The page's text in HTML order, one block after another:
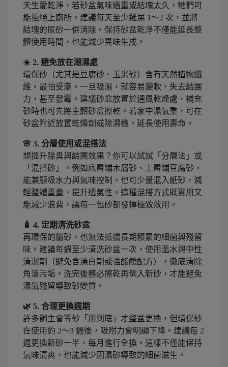
天生愛乾淨，若砂盆氣味過重或結塊太久，牠們可
能拒絕上廁所。建議每天至少鏟屎 1～2 次，並將
結塊的尿砂一併清除。保持砂盆乾淨不僅能延長整
體使用時間，也能減少異味生成。
☀️ 2. 避免放在潮濕處
環保砂（尤其是豆腐砂、玉米砂）含有天然植物纖
維，最怕受潮。一旦吸濕，就容易變軟、失去結團
力，甚至發霉。建議砂盆放置於通風乾燥處，補充
砂時也可先將主體砂盆擦乾。若家中濕氣重，可在
砂盆附近放置乾燥劑或除濕機，延長使用壽命。
🌸 3. 分層使用或混搭法
想提升除臭與結團效果？你可以試試「分層法」或
「混搭砂」。例如底層鋪木屑砂、上層鋪豆腐砂，
能兼顧吸水力與氣味控制。也可少量混入紙砂，減
輕整體重量、提升透氣性。這種混搭方式既實用又
能減少浪費，讓每一包砂都發揮極致效用。
🧴 4. 定期清洗砂盆
再環保的貓砂，也無法抵擋長期積累的細菌與殘留
味。建議每週至少清洗砂盆一次，使用溫水與中性
清潔劑（避免含漂白劑或強酸鹼配方），徹底清除
角落污垢。洗完後務必擦乾再倒入新砂，才能避免
濕氣殘留導致砂變質。
🌿 5. 合理更換週期
許多飼主會等砂「用到底」才整盆更換，但環保砂
在使用約 2～3 週後，吸附力會明顯下降。建議每 2
週更換新砂一半，每月進行全換。這樣不僅能保持
氣味清爽，也能減少因濕砂導致的細菌滋生。